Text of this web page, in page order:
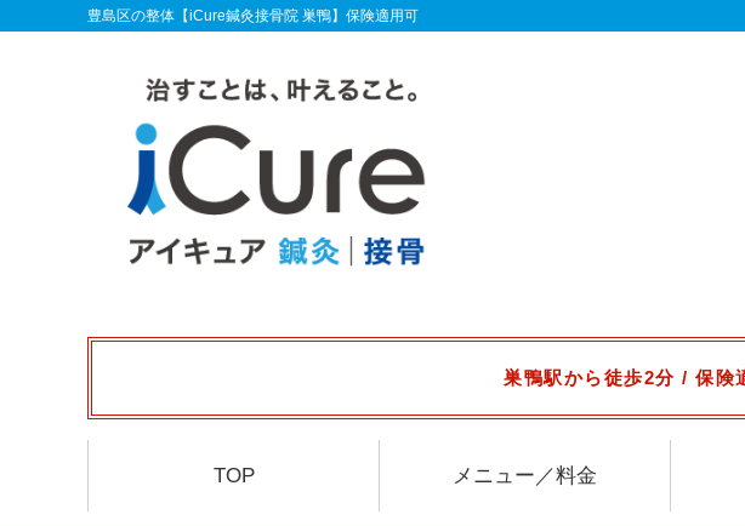
豊島区の整体【iCure鍼灸接骨院 巣鴨】保険適用可
巣鴨駅から徒歩2分 / 保険
TOP メニュー／料金